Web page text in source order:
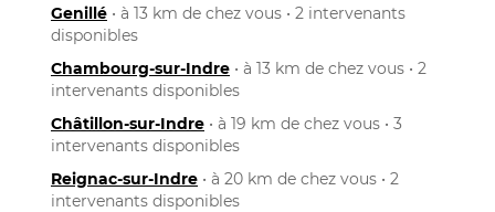
Genillé • à 13 km de chez vous • 2 intervenants
disponibles
Chambourg-sur-Indre • à 13 km de chez vous • 2
intervenants disponibles
Châtillon-sur-Indre • à 19 km de chez vous • 3
intervenants disponibles
Reignac-sur-Indre • à 20 km de chez vous • 2
intervenants disponibles